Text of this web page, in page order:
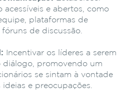
acessíveis e abertos, como
plataformas de
de discussão.
Incentivar os líderes a serem
diálogo, promovendo um
se sintam à vontade
e preocupações.